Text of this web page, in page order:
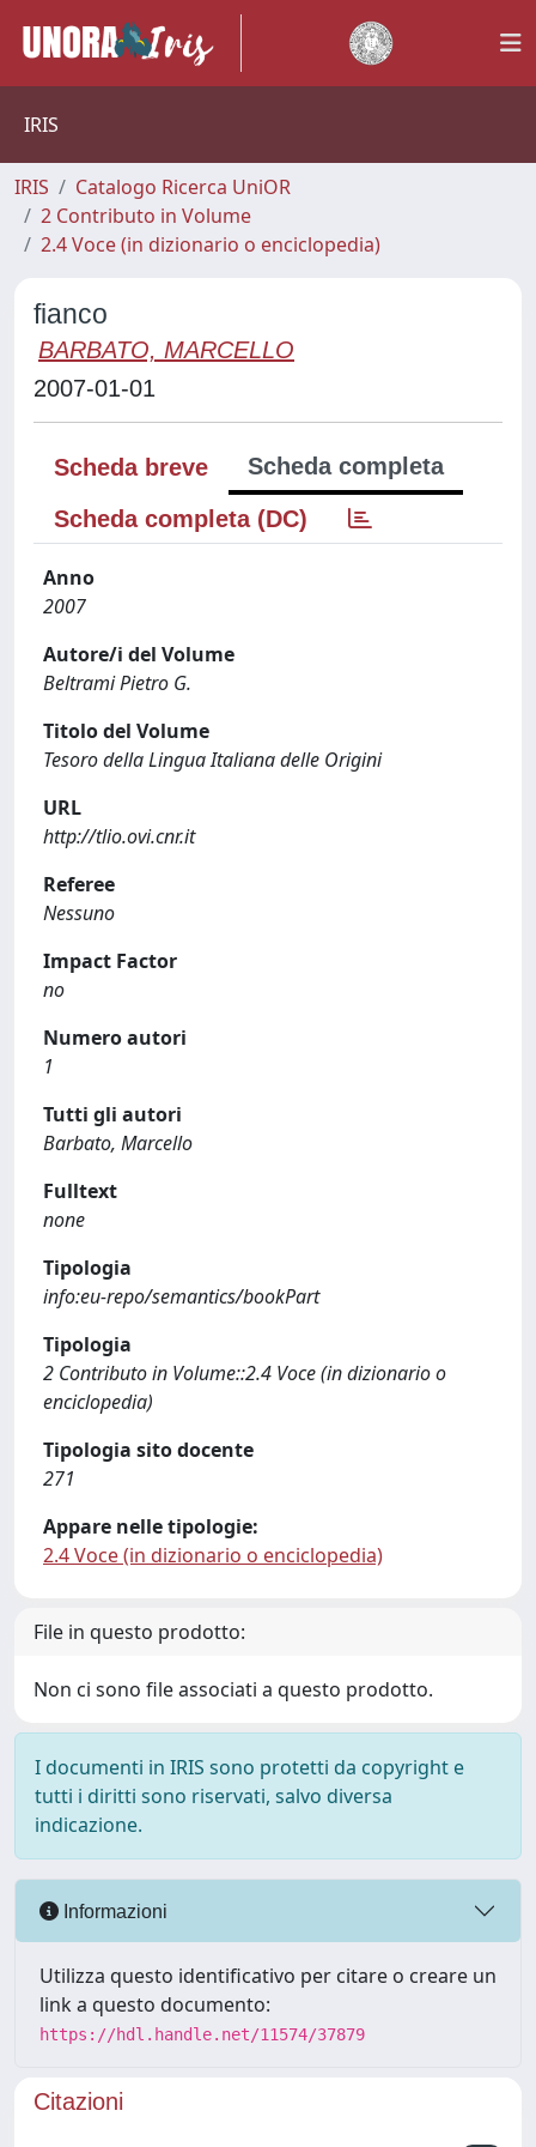
IRIS
IRIS
Catalogo Ricerca UniOR
2 Contributo in Volume
2.4 Voce (in dizionario o enciclopedia)
fianco
BARBATO, MARCELLO
2007-01-01
Scheda breve
Scheda completa
Scheda completa (DC)
Anno
2007
Autore/i del Volume
Beltrami Pietro G.
Titolo del Volume
Tesoro della Lingua Italiana delle Origini
URL
http://tlio.ovi.cnr.it
Referee
Nessuno
Impact Factor
no
Numero autori
1
Tutti gli autori
Barbato, Marcello
Fulltext
none
Tipologia
info:eu-repo/semantics/bookPart
Tipologia
2 Contributo in Volume::2.4 Voce (in dizionario o
enciclopedia)
Tipologia sito docente
271
Appare nelle tipologie:
2.4 Voce (in dizionario o enciclopedia)
File in questo prodotto:
Non ci sono file associati a questo prodotto.
I documenti in IRIS sono protetti da copyright e
tutti i diritti sono riservati, salvo diversa
indicazione.
Informazioni
Utilizza questo identificativo per citare o creare un
link a questo documento:
https://hdl.handle.net/11574/37879
Citazioni